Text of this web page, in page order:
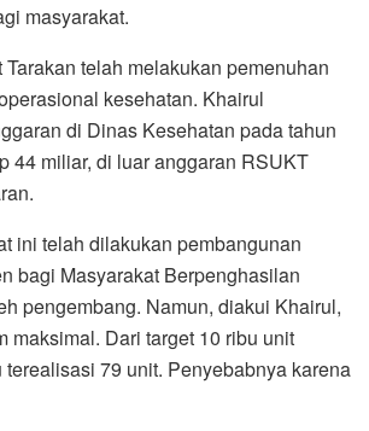
masyarakat.
telah melakukan pemenuhan
kesehatan. Khairul
di Dinas Kesehatan pada tahun
44 miliar, di luar anggaran RSUKT
ini telah dilakukan pembangunan
bagi Masyarakat Berpenghasilan
pengembang. Namun, diakui Khairul,
maksimal. Dari target 10 ribu unit
terealisasi 79 unit. Penyebabnya karena